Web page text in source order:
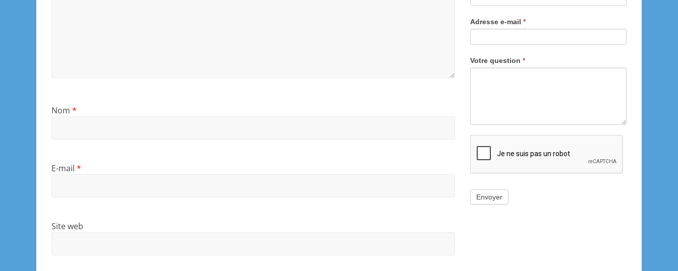
Nom *
E-mail *
Site web
Adresse e-mail *
Votre question *